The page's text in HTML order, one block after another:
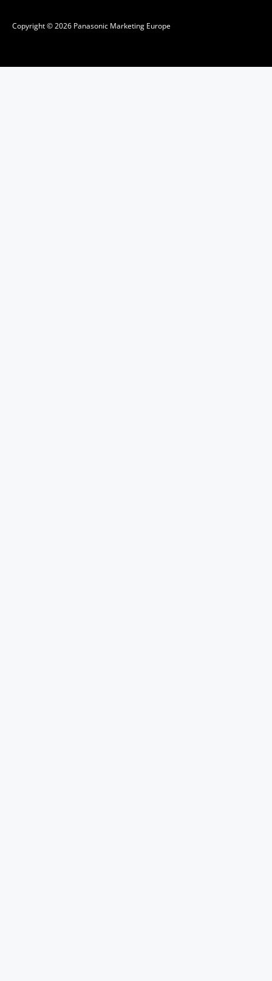
Copyright © 2026 Panasonic Marketing Europe